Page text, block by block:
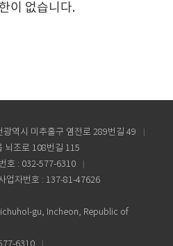
이 없습니다.
광역시 미추홀구 염전로 289번길 49
뇌조로 108번길 115
호 : 032-577-6310
업자번호 : 137-81-47626
gu, Incheon, Republic of